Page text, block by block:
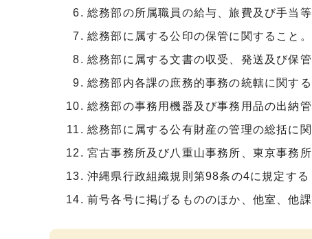
総務部の所属職員の給与、旅費及び手当等
総務部に属する公印の保管に関すること。
総務部に属する文書の収受、発送及び保管
総務部内各課の庶務的事務の統轄に関する
総務部の事務用機器及び事務用品の出納管
総務部に属する公有財産の管理の総括に関
宮古事務所及び八重山事務所、東京事務所
沖縄県行政組織規則第98条の4に規定する
前号各号に掲げるもののほか、他室、他